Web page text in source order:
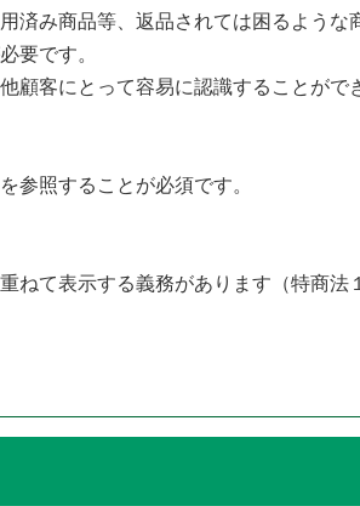
済み商品等、返品されては困るような
要です。
客にとって容易に認識することがで
参照することが必須です。
て表示する義務があります（特商法